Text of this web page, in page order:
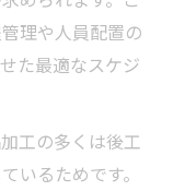
理や人員配置の
た最適なスケジ
工の多くは後工
いるためです。